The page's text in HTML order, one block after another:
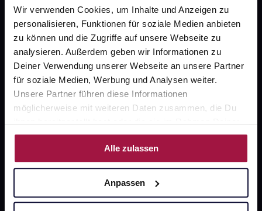
Wir verwenden Cookies, um Inhalte und Anzeigen zu
personalisieren, Funktionen für soziale Medien anbieten
zu können und die Zugriffe auf unsere Webseite zu
analysieren. Außerdem geben wir Informationen zu
Deiner Verwendung unserer Webseite an unsere Partner
für soziale Medien, Werbung und Analysen weiter.
Unsere Partner führen diese Informationen
möglicherweise mit weiteren Daten zusammen, die Du
ihnen bereitgestellt hast oder die sie im Rahmen Deiner
Nutzung der Dienste gesammelt haben.
Alle zulassen
Anpassen
Über uns
Karriere
Newsletter
Barrierefreiheitserklärung
PAYBACK
gesund-versorger.de
Sanitätshäuser
Impressum